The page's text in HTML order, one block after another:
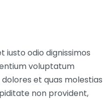
iusto odio dignissimos
voluptatum
et quas molestias
non provident,